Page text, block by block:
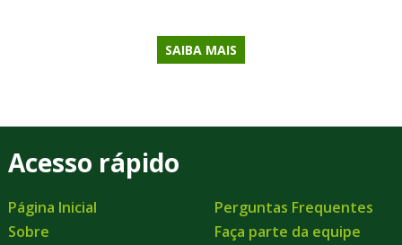
SAIBA MAIS
Acesso rápido
Página Inicial
Sobre
Perguntas Frequentes
Faça parte da equipe